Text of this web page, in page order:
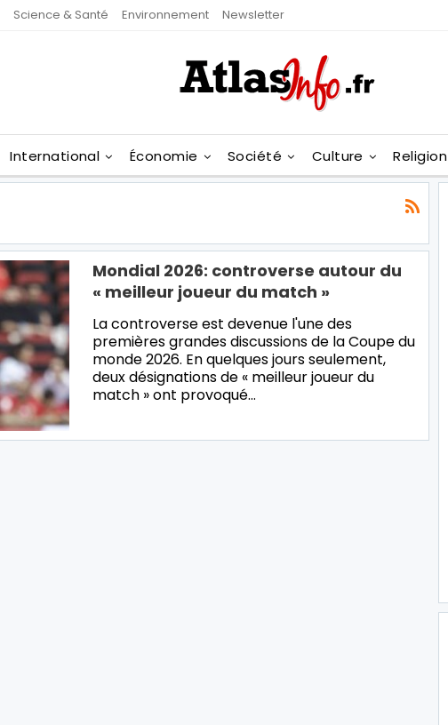
Science & Santé Environnement Newsletter
International Économie Société Culture Religion
Mondial 2026: controverse autour du
« meilleur joueur du match »
La controverse est devenue l'une des
premières grandes discussions de la Coupe du
monde 2026. En quelques jours seulement,
deux désignations de « meilleur joueur du
match » ont provoqué…